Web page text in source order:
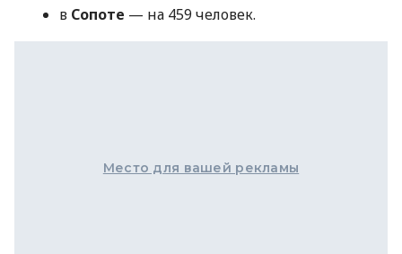
в Сопоте — на 459 человек.
Место для вашей рекламы